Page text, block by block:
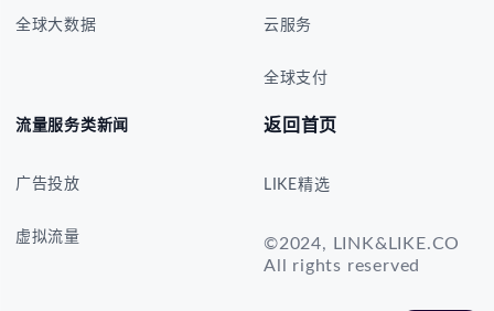
全球大数据 云服务
全球支付
流量服务类新闻
广告投放
虚拟流量
返回首页
LIKE精选
©2024, LINK&LIKE.CO
All rights reserved